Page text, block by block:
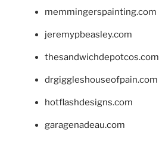
memmingerspainting.com
jeremypbeasley.com
thesandwichdepotcos.com
drgiggleshouseofpain.com
hotflashdesigns.com
garagenadeau.com